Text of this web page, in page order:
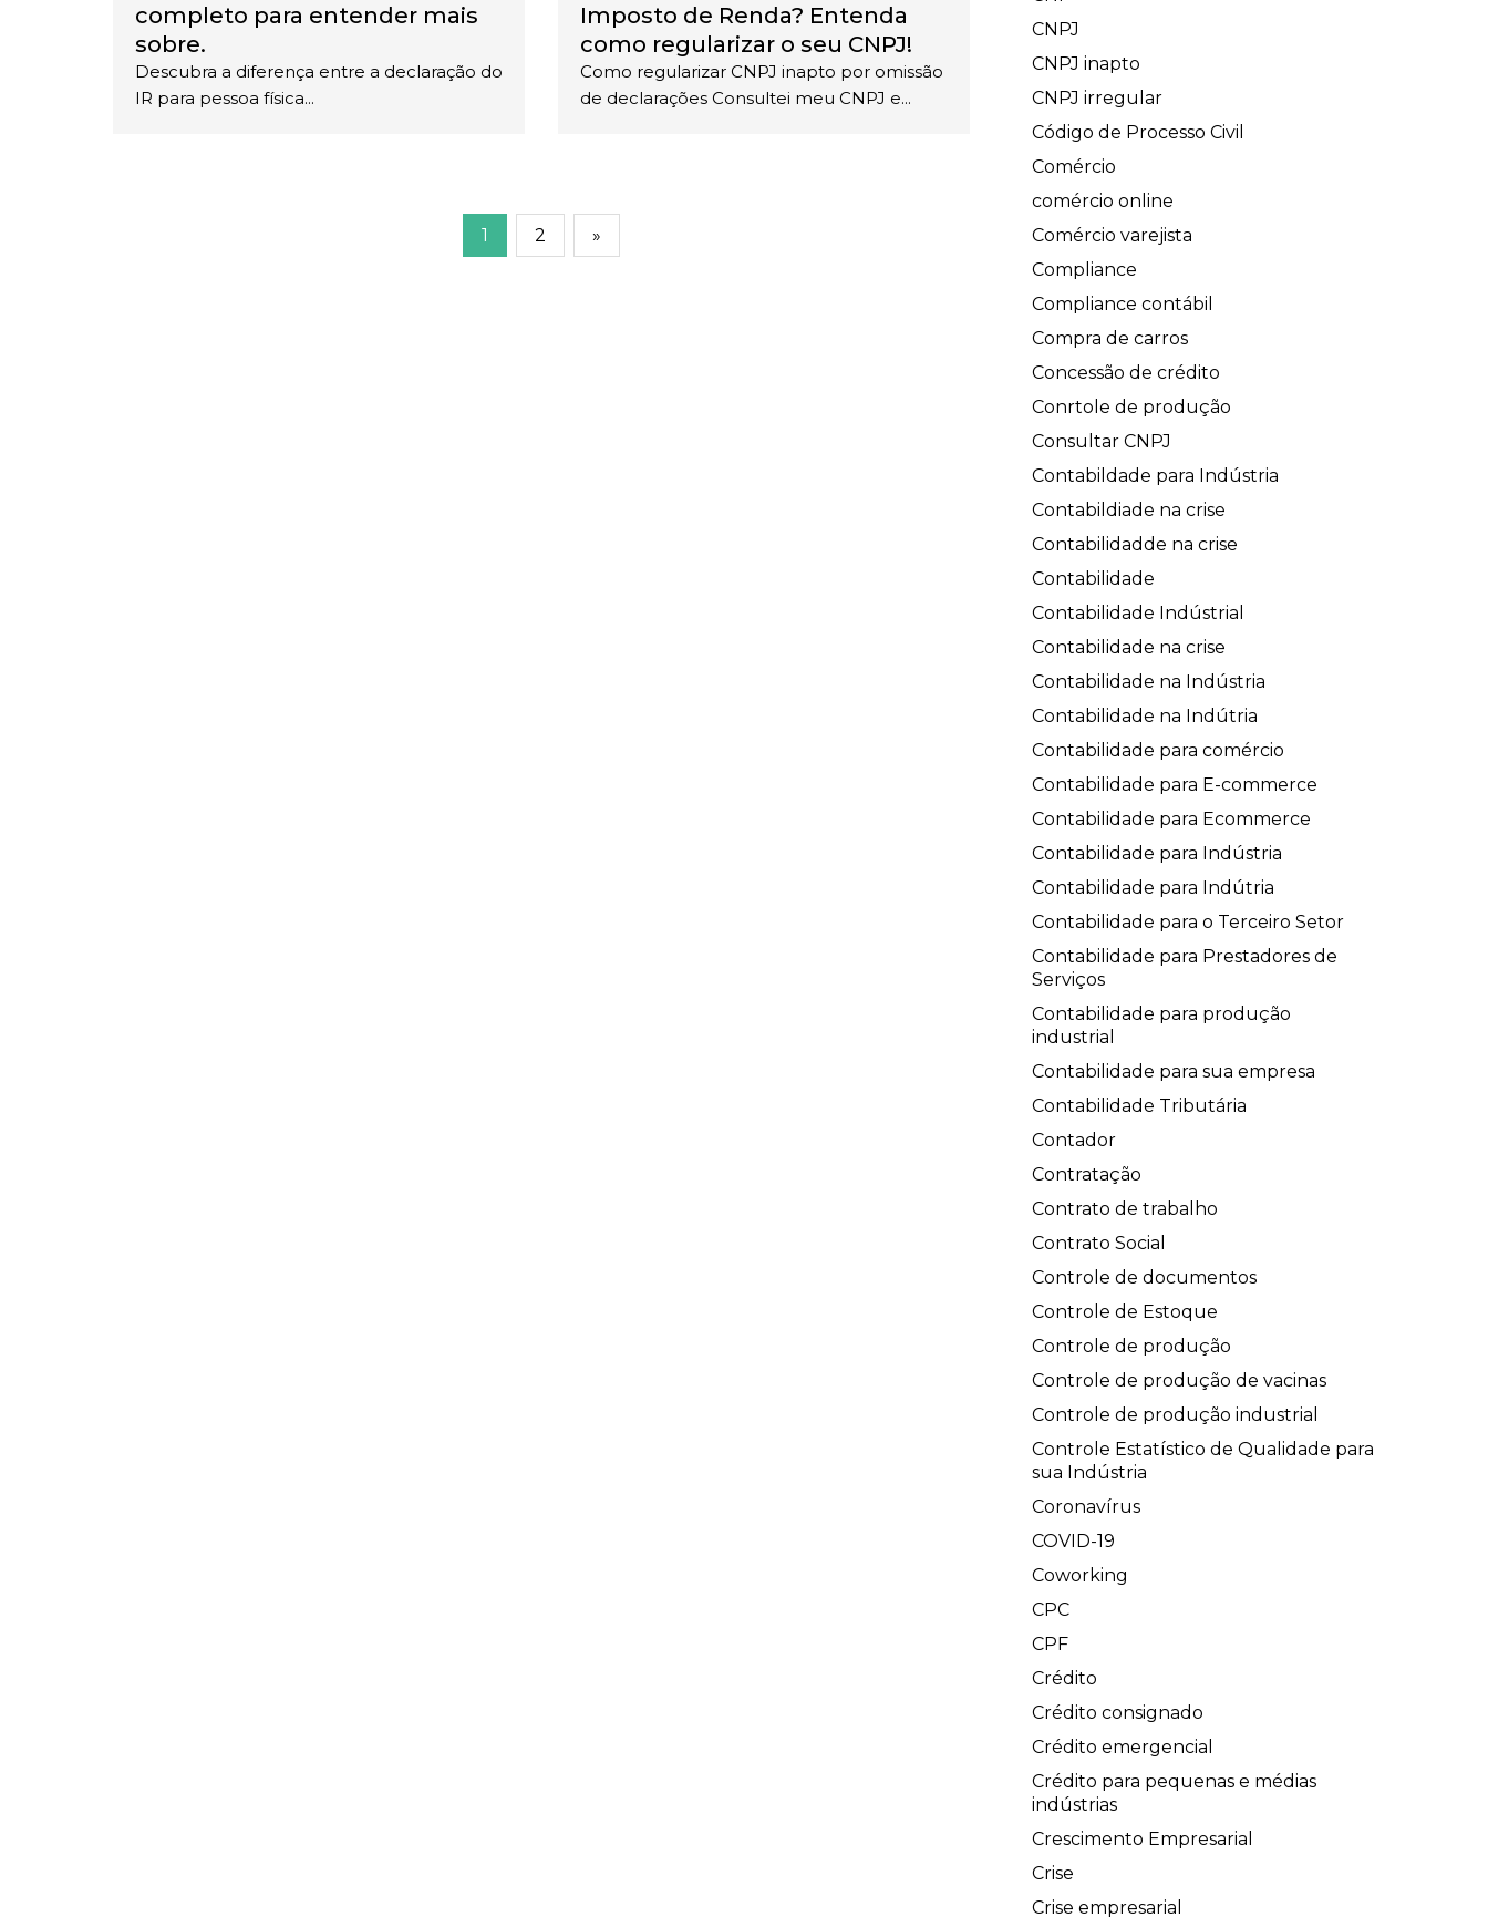
completo para entender mais
sobre.
Descubra a diferença entre a declaração do
IR para pessoa física...
Imposto de Renda? Entenda
como regularizar o seu CNPJ!
Como regularizar CNPJ inapto por omissão
de declarações Consultei meu CNPJ e...
1 2 »
CNPJ
CNPJ inapto
CNPJ irregular
Código de Processo Civil
Comércio
comércio online
Comércio varejista
Compliance
Compliance contábil
Compra de carros
Concessão de crédito
Conrtole de produção
Consultar CNPJ
Contabildade para Indústria
Contabildiade na crise
Contabilidadde na crise
Contabilidade
Contabilidade Indústrial
Contabilidade na crise
Contabilidade na Indústria
Contabilidade na Indútria
Contabilidade para comércio
Contabilidade para E-commerce
Contabilidade para Ecommerce
Contabilidade para Indústria
Contabilidade para Indútria
Contabilidade para o Terceiro Setor
Contabilidade para Prestadores de
Serviços
Contabilidade para produção
industrial
Contabilidade para sua empresa
Contabilidade Tributária
Contador
Contratação
Contrato de trabalho
Contrato Social
Controle de documentos
Controle de Estoque
Controle de produção
Controle de produção de vacinas
Controle de produção industrial
Controle Estatístico de Qualidade para
sua Indústria
Coronavírus
COVID-19
Coworking
CPC
CPF
Crédito
Crédito consignado
Crédito emergencial
Crédito para pequenas e médias
indústrias
Crescimento Empresarial
Crise
Crise empresarial